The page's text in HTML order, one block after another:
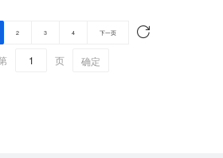
2 3 4 下一页
页 确定